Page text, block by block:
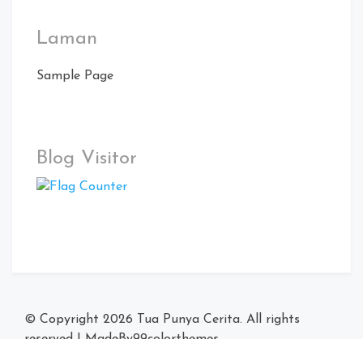
Laman
Sample Page
Blog Visitor
© Copyright 2026 Tua Punya Cerita. All rights